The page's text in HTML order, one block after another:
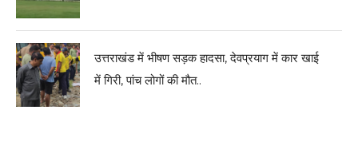
उत्तराखंड में भीषण सड़क हादसा, देवप्रयाग में कार खाई
में गिरी, पांच लोगों की मौत..